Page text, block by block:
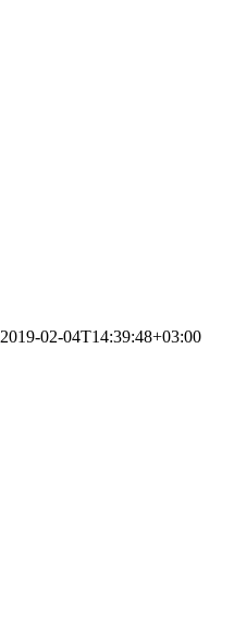
2019-02-04T14:39:48+03:00